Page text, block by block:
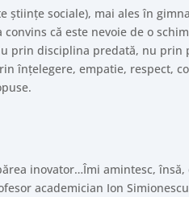
științe sociale), mai ales în
că este nevoie de o
prin disciplina predată, nu prin
înțelegere, empatie, respect,
inovator…Îmi amintesc,
academician Ion